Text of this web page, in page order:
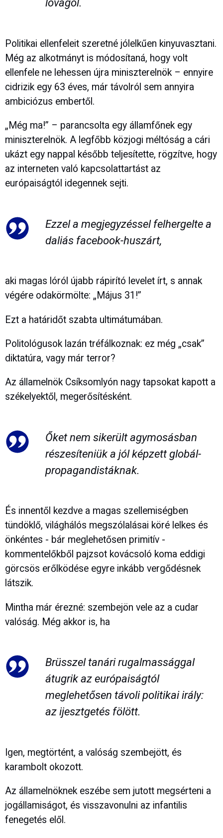
Politikai ellenfeleit szeretné jólelkűen kinyuvasztani.
Még az alkotmányt is módosítaná, hogy volt
ellenfele ne lehessen újra miniszterelnök – ennyire
cidrizik egy 63 éves, már távolról sem annyira
ambiciózus embertől.
„Még ma!” – parancsolta egy államfőnek egy
miniszterelnök. A legfőbb közjogi méltóság a cári
ukázt egy nappal később teljesítette, rögzítve, hogy
az interneten való kapcsolattartást az
európaiságtól idegennek sejti.
Ezzel a megjegyzéssel felhergelte a
daliás facebook-huszárt,
aki magas lóról újabb rápirító levelet írt, s annak
végére odakörmölte: „Május 31!”
Ezt a határidőt szabta ultimátumában.
Politológusok lazán tréfálkoznak: ez még „csak”
diktatúra, vagy már terror?
Az államelnök Csíksomlyón nagy tapsokat kapott a
székelyektől, megerősítésként.
Őket nem sikerült agymosásban
részesíteniük a jól képzett globál-
propagandistáknak.
És innentől kezdve a magas szellemiségben
tündöklő, világhálós megszólalásai köré lelkes és
önkéntes - bár meglehetősen primitív -
kommentelőkből pajzsot kovácsoló koma eddigi
görcsös erőlködése egyre inkább vergődésnek
látszik.
Mintha már érezné: szembejön vele az a cudar
valóság. Még akkor is, ha
Brüsszel tanári rugalmassággal
átugrik az európaiságtól
meglehetősen távoli politikai irály:
az ijesztgetés fölött.
Igen, megtörtént, a valóság szembejött, és
karambolt okozott.
Az államelnöknek eszébe sem jutott megsérteni a
jogállamiságot, és visszavonulni az infantilis
fenegetés elől.